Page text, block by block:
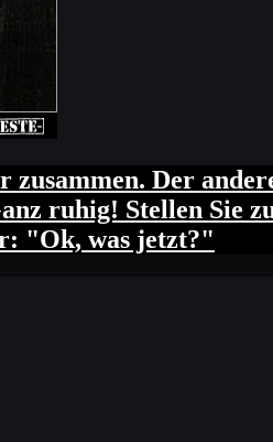
Der
ruhig! Stellen Sie
"Ok, was jetzt?"